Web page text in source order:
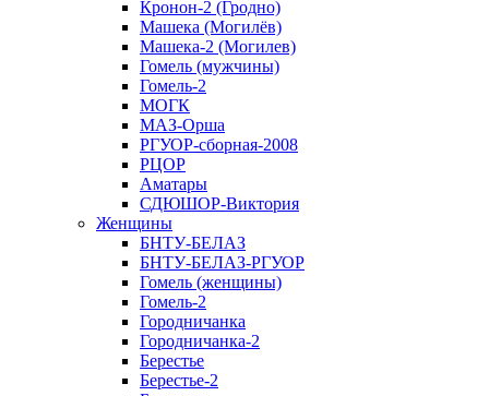
Кронон-2 (Гродно)
Машека (Могилёв)
Машека-2 (Могилев)
Гомель (мужчины)
Гомель-2
МОГК
МАЗ-Орша
РГУОР-сборная-2008
РЦОР
Аматары
СДЮШОР-Виктория
Женщины
БНТУ-БЕЛАЗ
БНТУ-БЕЛАЗ-РГУОР
Гомель (женщины)
Гомель-2
Городничанка
Городничанка-2
Берестье
Берестье-2